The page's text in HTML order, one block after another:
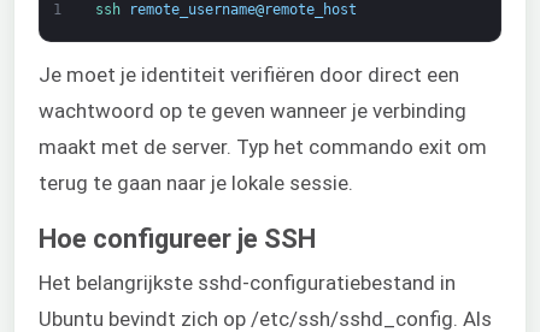
1 ssh remote_username@remote_host
Je moet je identiteit verifiëren door direct een
wachtwoord op te geven wanneer je verbinding
maakt met de server. Typ het commando exit om
terug te gaan naar je lokale sessie.
Hoe configureer je SSH
Het belangrijkste sshd-configuratiebestand in
Ubuntu bevindt zich op /etc/ssh/sshd_config. Als